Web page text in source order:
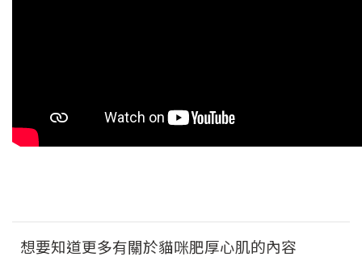
想要知道更多有關於貓咪肥厚心肌的內容